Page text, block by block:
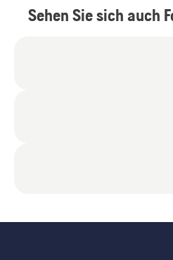
Sehen Sie sich auch